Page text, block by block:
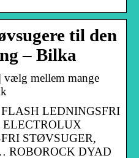
til den
– Bilka
vælg mellem mange
LEDNINGSFRI
STØVSUGER,
ROBOROCK DYAD